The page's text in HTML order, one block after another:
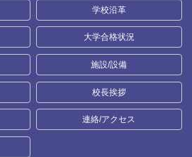
学校沿革
大学合格状況
施設/設備
校長挨拶
連絡/アクセス